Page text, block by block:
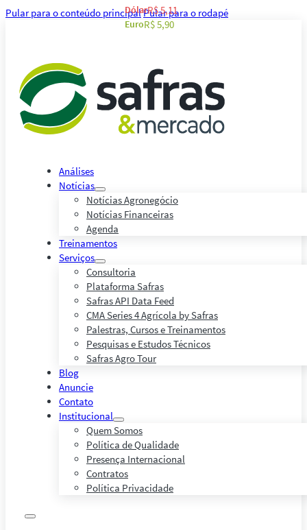
Pular para o conteúdo principalPular para o rodapé
Análises
Notícias
Notícias Agronegócio
Notícias Financeiras
Agenda
Treinamentos
Serviços
Consultoria
Plataforma Safras
Safras API Data Feed
CMA Series 4 Agrícola by Safras
Palestras, Cursos e Treinamentos
Pesquisas e Estudos Técnicos
Safras Agro Tour
Blog
Anuncie
Contato
Institucional
Quem Somos
Política de Qualidade
Presença Internacional
Contratos
Política Privacidade
DólarR$ 5,11
EuroR$ 5,90